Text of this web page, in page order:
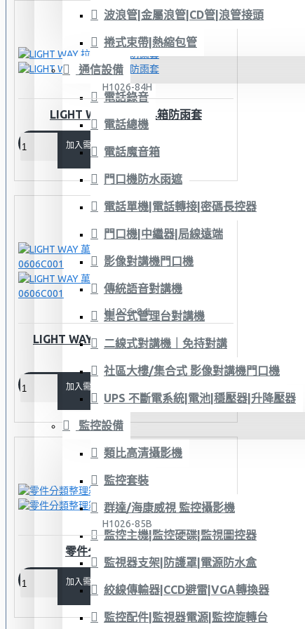
波浪管|金屬浪管|CD管|浪管接頭
捲式束帶|熱縮包管
通信設備
電話錄音
電話總機
電話魔音箱
門口機防水雨遮
電話單機|電話轉接|密碼長控器
門口機|中繼器|局線遠端
影像對講機門口機
傳統語音對講機
集合式管理台對講機
二線式對講機｜免持對講
社區大樓/集合式 影像對講機門口機
UPS 不斷電系統|電池|穩壓器|升降壓器
監控設備
類比高清攝影機
監控套裝
群達/海康威視 監控攝影機
監控主機|監控硬碟|監視圖控器
監視器支架|防護罩|電源防水盒
絞線傳輸器|CCD避雷|VGA轉換器
監控配件|監視器電源|監控旋轉台
H1026-84H
LIGHT WAY 拉桿工具箱防雨套
加入需求單
H1026-84I
LIGHT WAY 萬用型零件收納筒附抽繩
加入需求單
H1026-85B
零件分類整理箱 BOX-99
加入需求單